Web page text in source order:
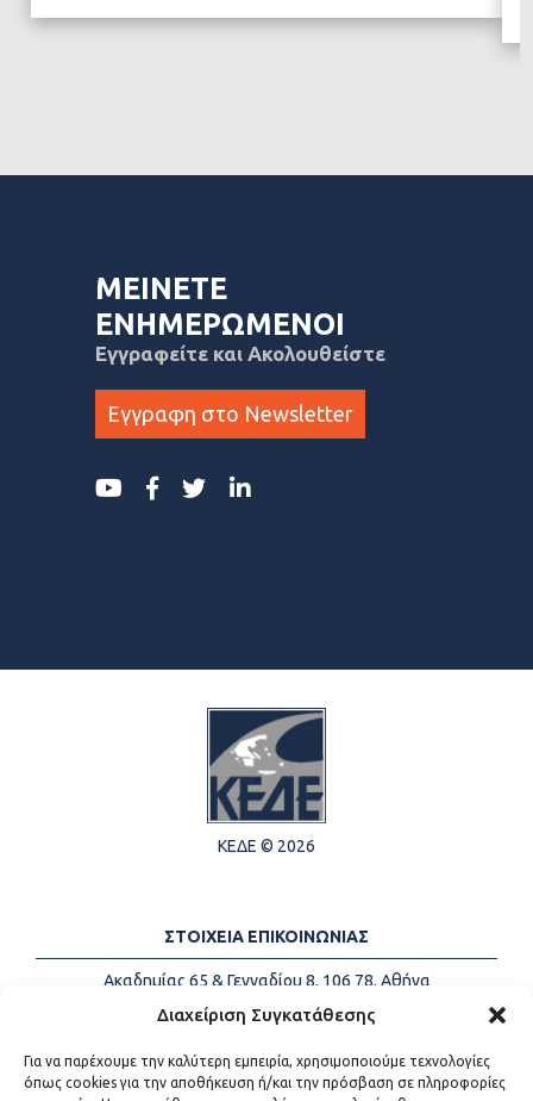
Διαχείριση Συγκατάθεσης
Για να παρέχουμε την καλύτερη εμπειρία, χρησιμοποιούμε τεχνολογίες
όπως cookies για την αποθήκευση ή/και την πρόσβαση σε πληροφορίες
ΜΕΙΝΕΤΕ
ΕΝΗΜΕΡΩΜΕΝΟΙ
Εγγραφείτε και Ακολουθείστε
Εγγραφη στο Newsletter
ΚΕΔΕ © 2026
ΣΤΟΙΧΕΙΑ ΕΠΙΚΟΙΝΩΝΙΑΣ
Ακαδημίας 65 & Γενναδίου 8, 106 78, Αθήνα
Τηλέφωνα:
+30 213-2147500
Email:
info@kede.gr